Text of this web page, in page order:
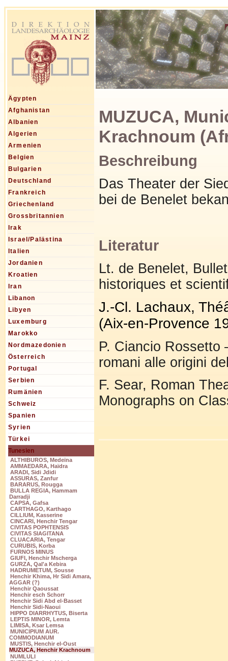
Ägypten
Afghanistan
Albanien
Algerien
Armenien
Belgien
Bulgarien
Deutschland
Frankreich
Griechenland
Grossbritannien
Irak
Israel/Palästina
Italien
Jordanien
Kroatien
Iran
Libanon
Libyen
Luxemburg
Marokko
Nordmazedonien
Österreich
Portugal
Serbien
Rumänien
Schweiz
Spanien
Syrien
Türkei
Tunesien
ALTHIBUROS, Medeïna
AMMAEDARA, Haïdra
ARADI, Sidi Jdidi
ASSURAS, Zanfur
BARARUS, Rougga
BULLA REGIA, Hammam
Darradji
CAPSA, Gafsa
CARTHAGO, Karthago
CILLIUM, Kasserine
CINCARI, Henchir Tengar
CIVITAS POPHTENSIS
CIVITAS SIAGITANA
CLUACARIA, Tengar
CURUBIS, Korba
FURNOS MINUS
GIUFI, Henchir Mscherga
GURZA, Qal'a Kebira
HADRUMETUM, Sousse
Henchir Khima, Hr Sidi Amara,
AGGAR (?)
Henchir Qaoussat
Henchir esch Schorr
Henchir Sidi Abd el-Basset
Henchir Sidi-Naoui
HIPPO DIARRHYTUS, Biserta
LEPTIS MINOR, Lemta
LIMISA, Ksar Lemsa
MUNICIPIUM AUR.
COMMODIANUM
MUSTIS, Henchir el-Oust
MUZUCA, Henchir Krachnoum
NUMLULI
MUZUCA,
Krachnoum
Beschreibung
Das Theater der
bei de Benelet
Literatur
Lt. de Benelet,
historiques et
J.-Cl. Lachaux,
(Aix-en-Provence
P. Ciancio Rossetto
romani alle origini
F. Sear, Roman
Monographs on